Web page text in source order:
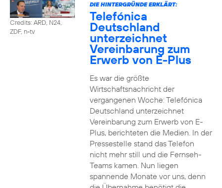
Credits: ARD, N24,
ZDF, n-tv
DIE HINTERGRÜNDE ERKLÄRT:
Telefónica
Deutschland
unterzeichnet
Vereinbarung zum
Erwerb von E-Plus
Es war die größte
Wirtschaftsnachricht der
vergangenen Woche: Telefónica
Deutschland unterzeichnet
Vereinbarung zum Erwerb von E-
Plus, berichteten die Medien. In der
Pressestelle stand das Telefon
nicht mehr still und die Fernseh-
Teams kamen. Nun liegen
spannende Monate vor uns, denn